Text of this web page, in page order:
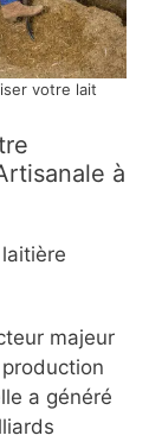
votre lait
à
majeur
a généré